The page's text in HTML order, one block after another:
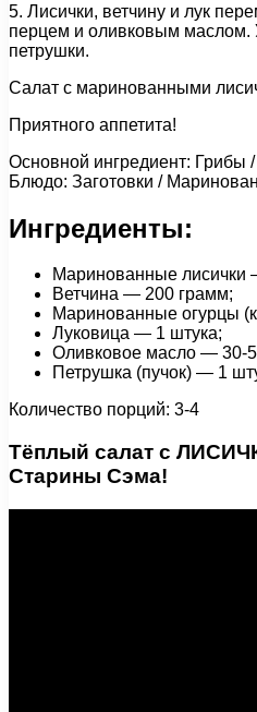
5. Лисички, ветчину и лук
перцем и оливковым маслом.
петрушки.
Салат с маринованными
Приятного аппетита!
Основной ингредиент: Грибы
Блюдо: Заготовки /
Ингредиенты:
Маринованные лисички
Ветчина — 200 грамм;
Маринованные огурцы
Луковица — 1 штука;
Оливковое масло — 30-
Петрушка (пучок) — 1
Количество порций: 3-4
Тёплый салат с
Старины Сэма!